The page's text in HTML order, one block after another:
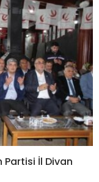
İl Divan